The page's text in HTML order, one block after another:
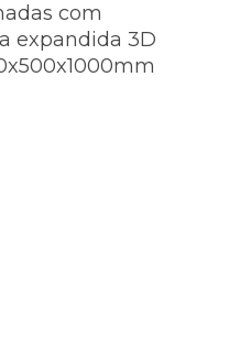
com
expandida 3D